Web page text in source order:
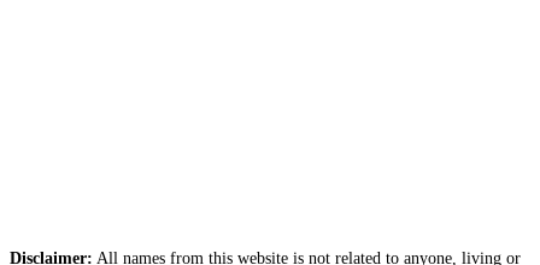
Disclaimer: All names from this website is not related to anyone, living or